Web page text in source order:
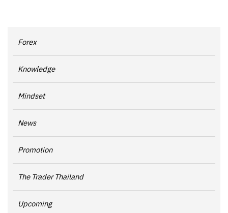
Forex
Knowledge
Mindset
News
Promotion
The Trader Thailand
Upcoming